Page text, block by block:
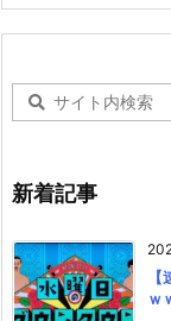
新着記事
ｗ